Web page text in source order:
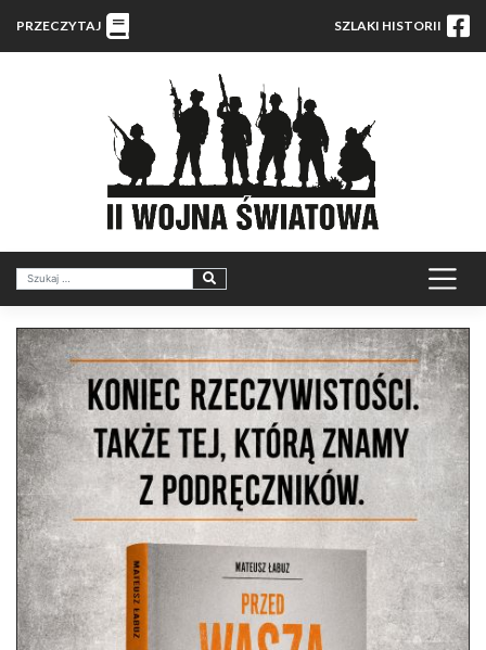
PRZECZYTAJ SZLAKI HISTORII